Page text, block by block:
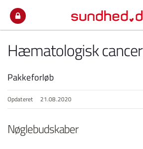
Hæmatologisk cancer
Pakkeforløb
Opdateret 21.08.2020
Nøglebudskaber